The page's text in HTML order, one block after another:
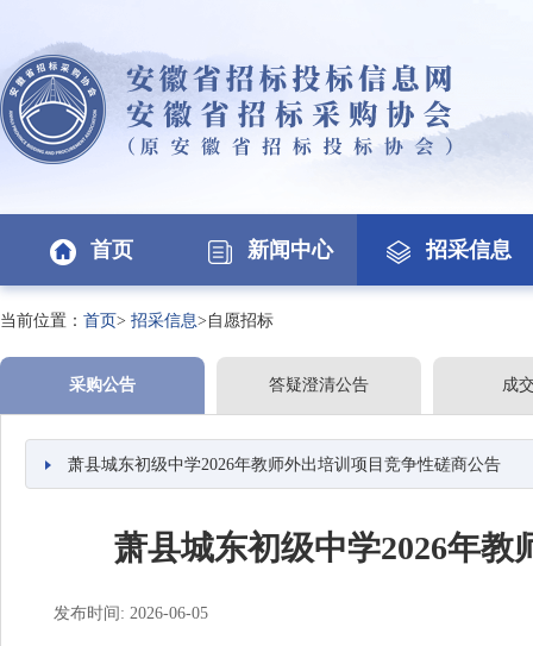
首页 新闻中心 招采信息
当前位置： 首页> 招采信息>自愿招标
采购公告 答疑澄清公告 成
萧县城东初级中学2026年教师外出培训项目竞争性磋商公告
萧县城东初级中学2026年
发布时间: 2026-06-05